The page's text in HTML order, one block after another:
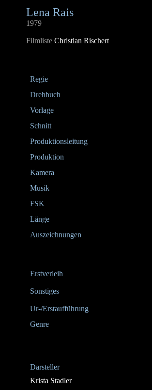
Lena Rais
1979
Filmliste Christian Rischert
Regie
Drehbuch
Vorlage
Schnitt
Produktionsleitung
Produktion
Kamera
Musik
FSK
Länge
Auszeichnungen
Erstverleih
Sonstiges
Ur-/Erstaufführung
Genre
Darsteller
Krista Stadler